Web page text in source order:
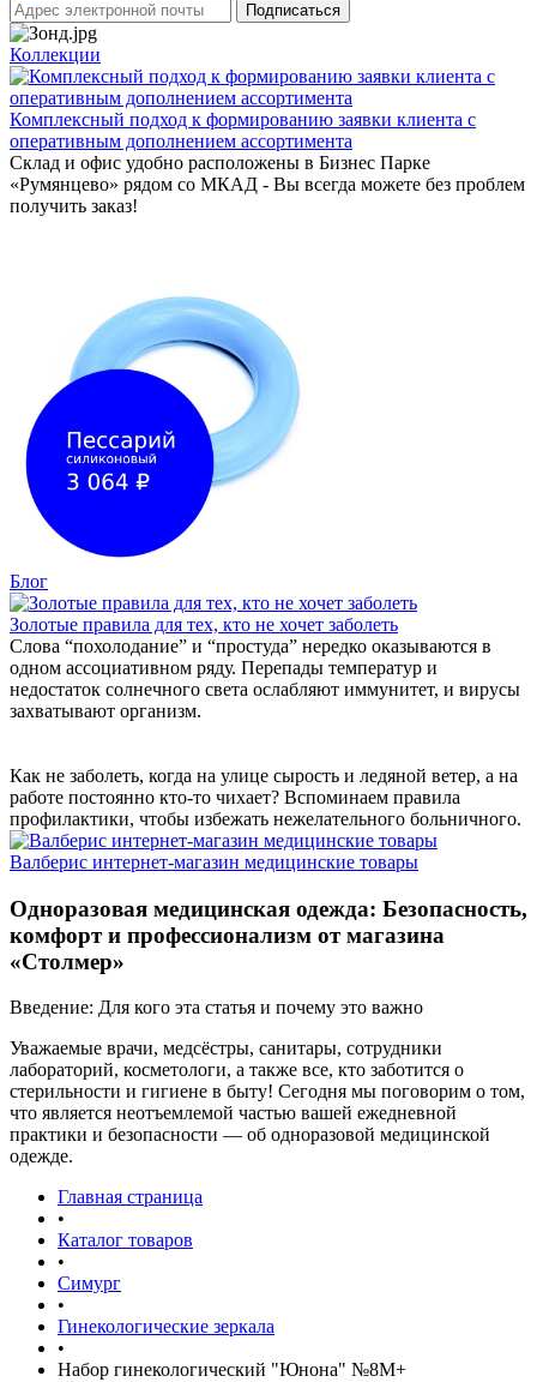
Коллекции
Комплексный подход к формированию заявки клиента с
оперативным дополнением ассортимента
Склад и офис удобно расположены в Бизнес Парке
«Румянцево» рядом со МКАД - Вы всегда можете без проблем
получить заказ!
Блог
Золотые правила для тех, кто не хочет заболеть
Слова “похолодание” и “простуда” нередко оказываются в
одном ассоциативном ряду. Перепады температур и
недостаток солнечного света ослабляют иммунитет, и вирусы
захватывают организм.
Как не заболеть, когда на улице сырость и ледяной ветер, а на
работе постоянно кто-то чихает? Вспоминаем правила
профилактики, чтобы избежать нежелательного больничного.
Валберис интернет-магазин медицинские товары
Одноразовая медицинская одежда: Безопасность,
комфорт и профессионализм от магазина
«Столмер»
Введение: Для кого эта статья и почему это важно
Уважаемые врачи, медсёстры, санитары, сотрудники
лабораторий, косметологи, а также все, кто заботится о
стерильности и гигиене в быту! Сегодня мы поговорим о том,
что является неотъемлемой частью вашей ежедневной
практики и безопасности — об одноразовой медицинской
одежде.
Главная страница
•
Каталог товаров
•
Симург
•
Гинекологические зеркала
•
Набор гинекологический "Юнона" №8M+